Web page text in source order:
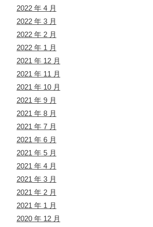
2022 年 4 月
2022 年 3 月
2022 年 2 月
2022 年 1 月
2021 年 12 月
2021 年 11 月
2021 年 10 月
2021 年 9 月
2021 年 8 月
2021 年 7 月
2021 年 6 月
2021 年 5 月
2021 年 4 月
2021 年 3 月
2021 年 2 月
2021 年 1 月
2020 年 12 月